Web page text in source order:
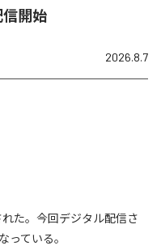
信開始
2026.8.7
れた。今回デジタル配信さ
っている。